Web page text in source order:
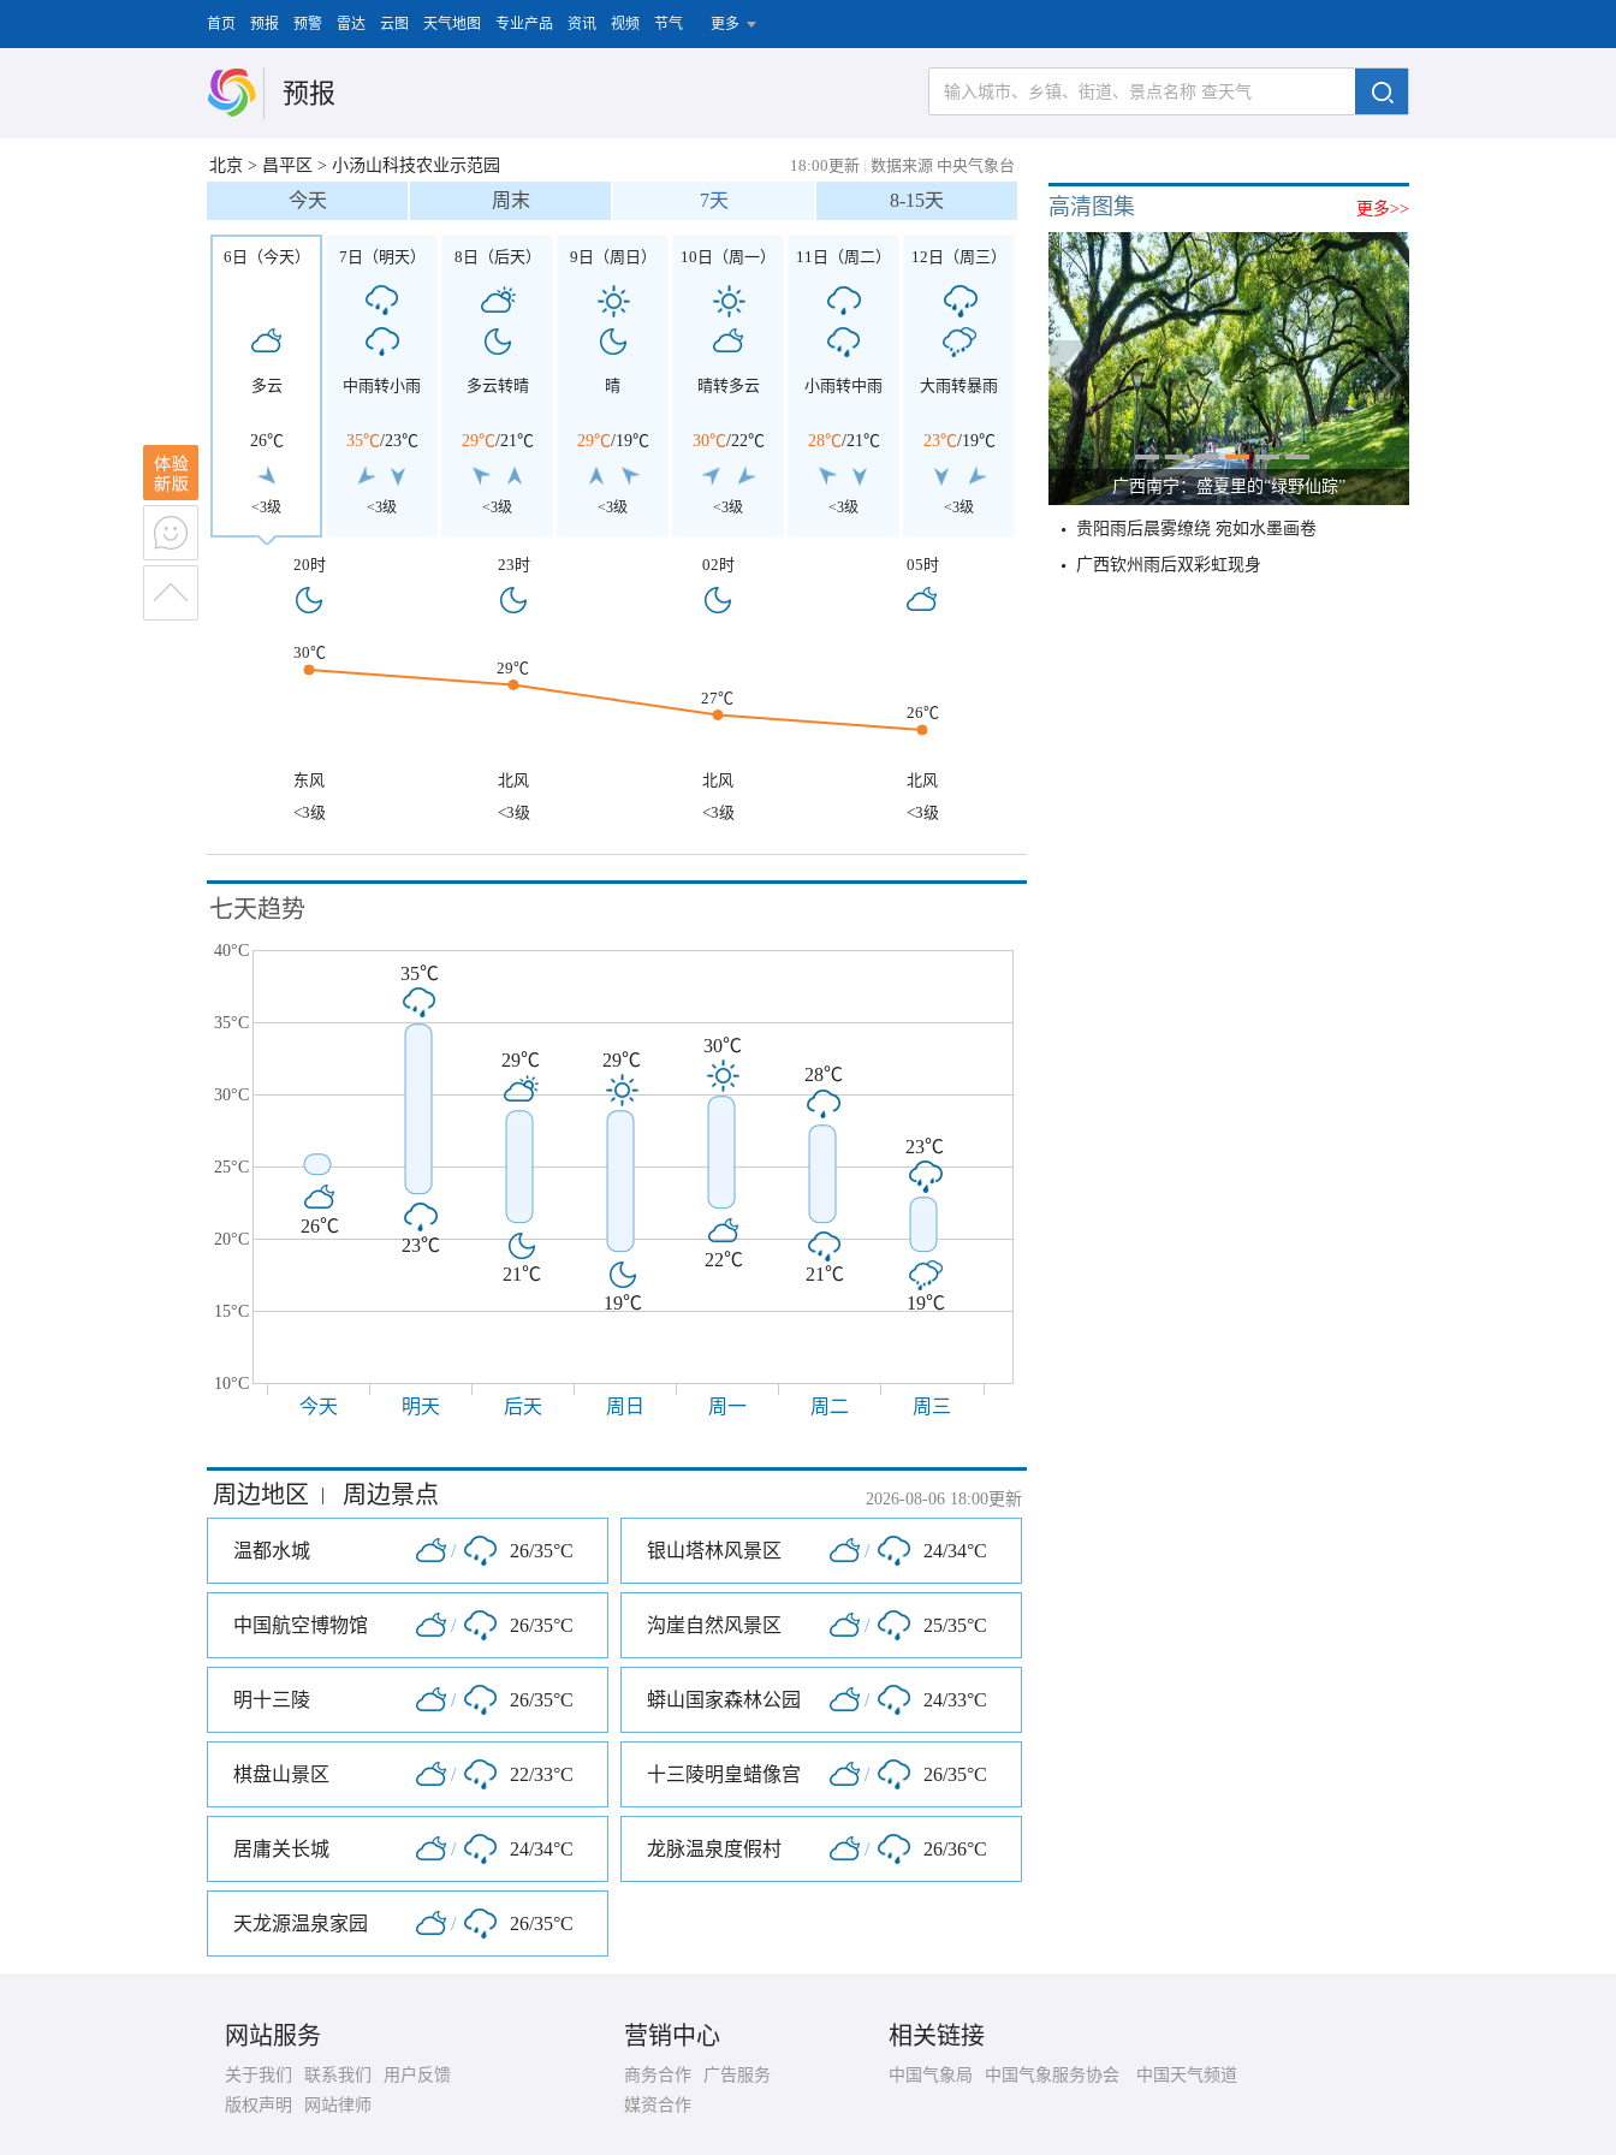
首页 预报 预警 雷达 云图 天气地图 专业产品 资讯 视频 节气 更多
预报
北京 > 昌平区 > 小汤山科技农业示范园 18:00更新 | 数据来源 中央气象台
今天 周末 7天 8-15天
6日（今天）
多云
26℃
<3级
7日（明天）
中雨转小雨
35℃/23℃
<3级
8日（后天）
多云转晴
29℃/21℃
<3级
9日（周日）
晴
29℃/19℃
<3级
10日（周一）
晴转多云
30℃/22℃
<3级
11日（周二）
小雨转中雨
28℃/21℃
<3级
12日（周三）
大雨转暴雨
23℃/19℃
<3级
20时 23时 02时 05时
30℃
29℃
27℃
26℃
东风 北风 北风
北风
<3级
<3级 <3级 <3级
七天趋势
40°C
35°C
30°C
25°C
20°C
15°C
10°C
26℃
35℃
23℃
29℃
21℃
29℃
19℃
30℃
22℃
28℃
21℃
23℃
19℃
今天 明天 后天 周日 周一 周二 周三
周边地区 | 周边景点 2026-08-06 18:00更新
温都水城 / 26/35°C 银山塔林风景区 / 24/34°C
中国航空博物馆 / 26/35°C 沟崖自然风景区 / 25/35°C
明十三陵 / 26/35°C 蟒山国家森林公园 / 24/33°C
棋盘山景区 / 22/33°C 十三陵明皇蜡像宫 / 26/35°C
居庸关长城 / 24/34°C 龙脉温泉度假村 / 26/36°C
天龙源温泉家园 / 26/35°C
更多>>
高清图集
广西南宁：盛夏里的“绿野仙踪”
贵阳雨后晨雾缭绕 宛如水墨画卷
广西钦州雨后双彩虹现身
网站服务
关于我们 联系我们
用户反馈
版权声明
网站律师
营销中心
商务合作
广告服务
媒资合作
相关链接
中国气象局 中国气象服务协会 中国天气频道